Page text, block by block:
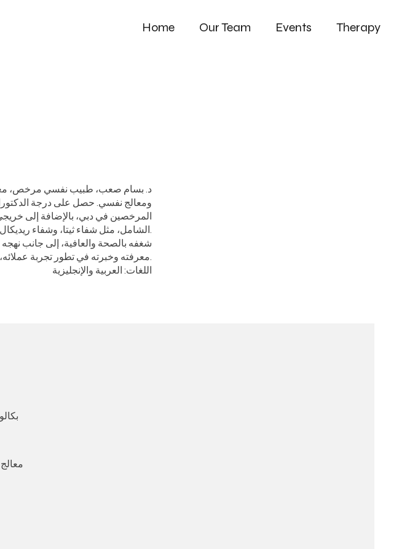
Home Our Team Events Therapy
د. بسام صعب، طبيب نفسي مرخص،
ومعالج نفسي. حصل على درجة
المرخصين في دبي، بالإضافة إلى
شغفه بالصحة والعافية، إلى جانب
اللغات: العربية والإنجليزية